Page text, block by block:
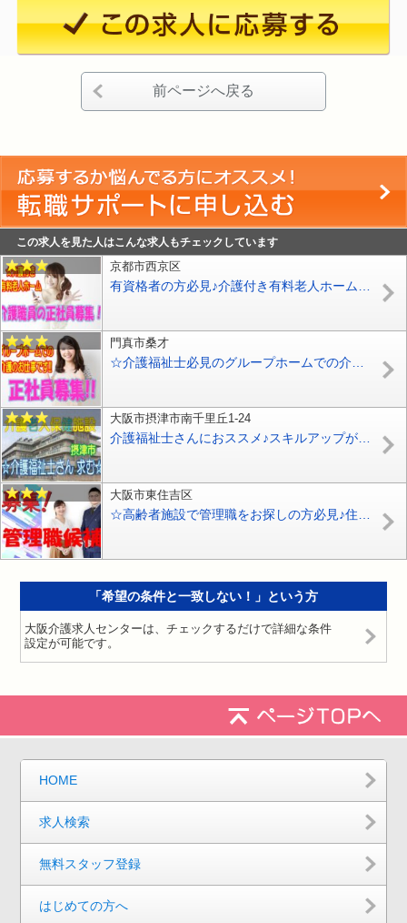
前ページへ戻る
この求人を見た人はこんな求人もチェックしています
京都市西京区
門真市桑才
大阪市摂津市南千里丘1-24
大阪市東住吉区
「希望の条件と一致しない！」という方
大阪介護求人センターは、チェックするだけで詳細な条件
設定が可能です。
HOME
求人検索
無料スタッフ登録
はじめての方へ